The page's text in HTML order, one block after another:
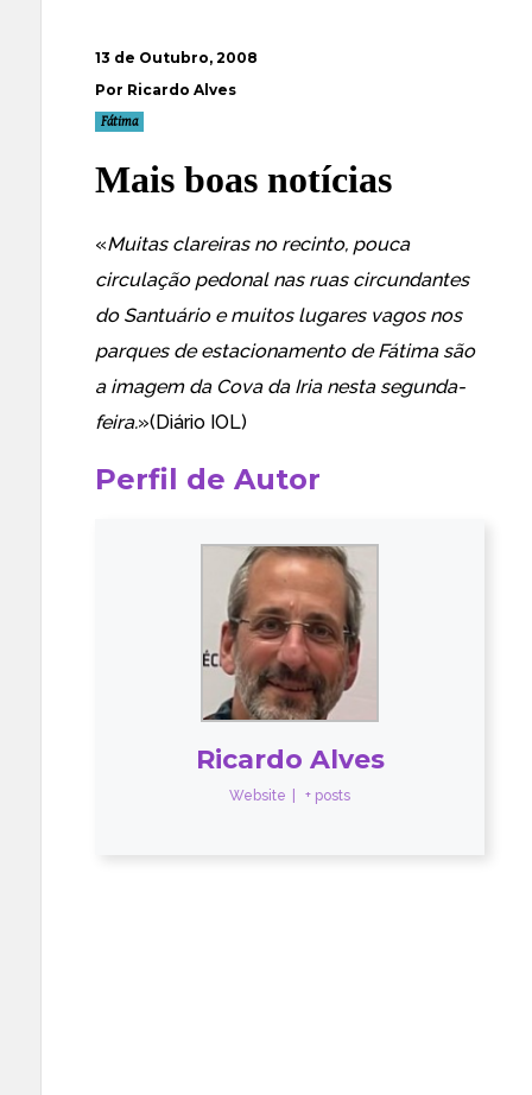
13 de Outubro, 2008
Por Ricardo Alves
Fátima
Mais boas notícias
«Muitas clareiras no recinto, pouca
circulação pedonal nas ruas circundantes
do Santuário e muitos lugares vagos nos
parques de estacionamento de Fátima são
a imagem da Cova da Iria nesta segunda-
feira.»(Diário IOL)
Perfil de Autor
Ricardo Alves
Website + posts